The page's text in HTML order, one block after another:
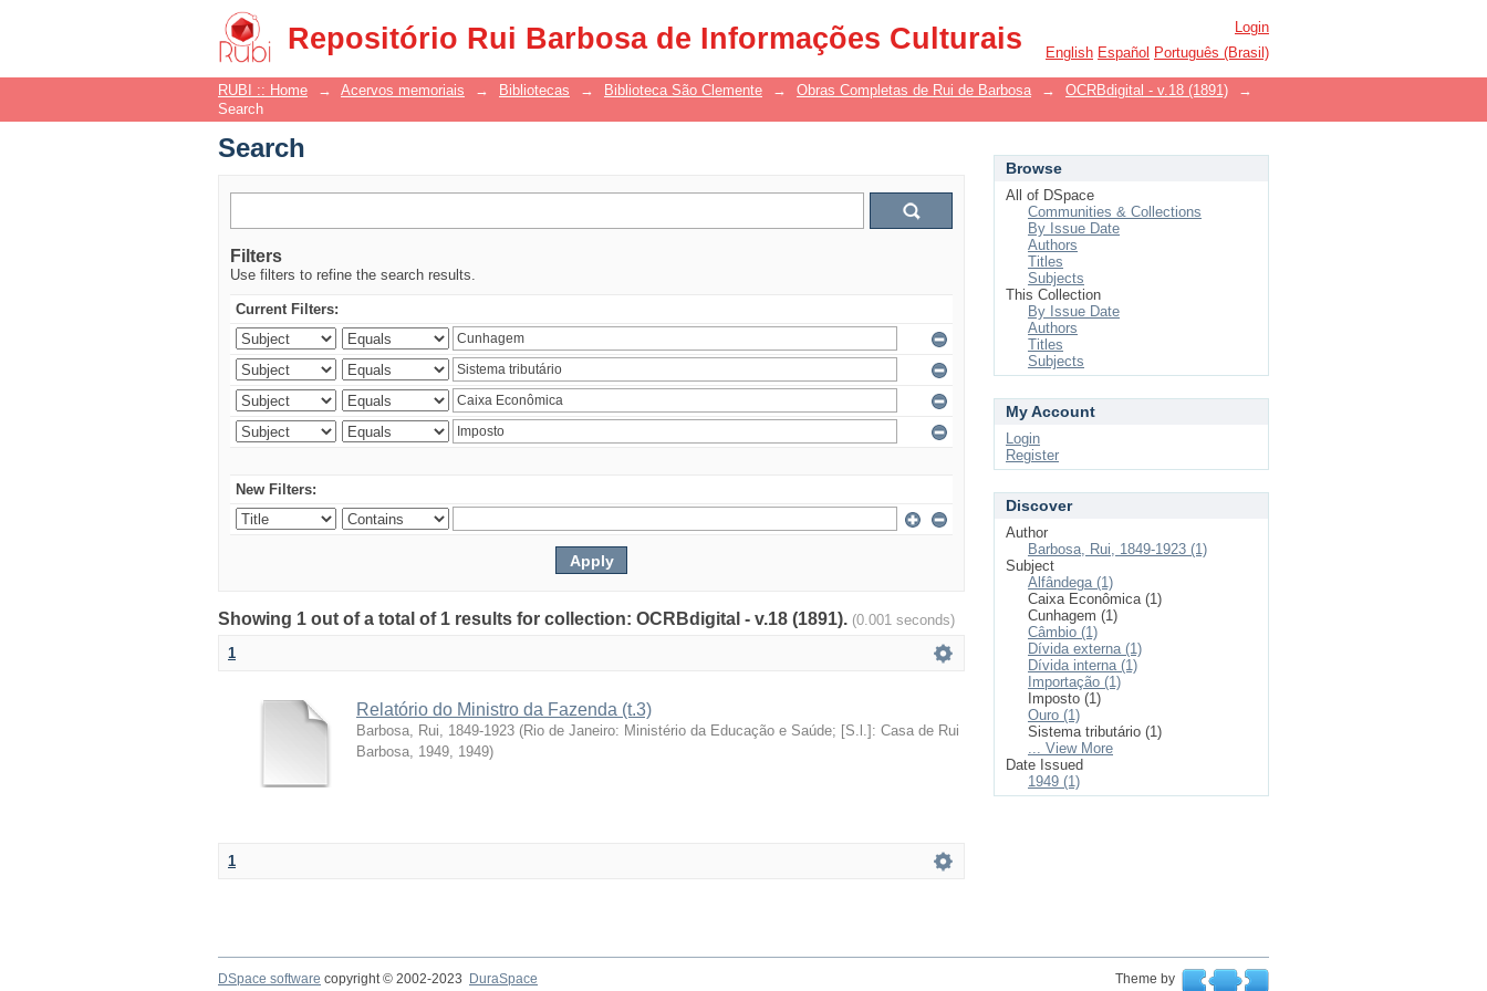
Repositório Rui Barbosa de Informações Culturais
Search
Login
English Español Português (Brasil)
RUBI :: Home → Acervos memoriais → Bibliotecas → Biblioteca São Clemente → Obras Completas de Rui de Barbosa → OCRBdigital - v.18 (1891)
→
Search
Search
Filters
Use filters to refine the search results.
Current Filters:
New Filters:
Showing 1 out of a total of 1 results for collection: OCRBdigital - v.18 (1891). (0.001 seconds)
1
Relatório do Ministro da Fazenda (t.3)
Barbosa, Rui, 1849-1923 (Rio de Janeiro: Ministério da Educação e Saúde; [S.l.]: Casa de Rui
Barbosa, 1949, 1949)
1
Browse
All of DSpace
Communities & Collections
By Issue Date
Authors
Titles
Subjects
This Collection
By Issue Date
Authors
Titles
Subjects
My Account
Login
Register
Discover
Author
Barbosa, Rui, 1849-1923 (1)
Subject
Alfândega (1)
Caixa Econômica (1)
Cunhagem (1)
Câmbio (1)
Dívida externa (1)
Dívida interna (1)
Importação (1)
Imposto (1)
Ouro (1)
Sistema tributário (1)
... View More
Date Issued
1949 (1)
DSpace software copyright © 2002-2023 DuraSpace Theme by